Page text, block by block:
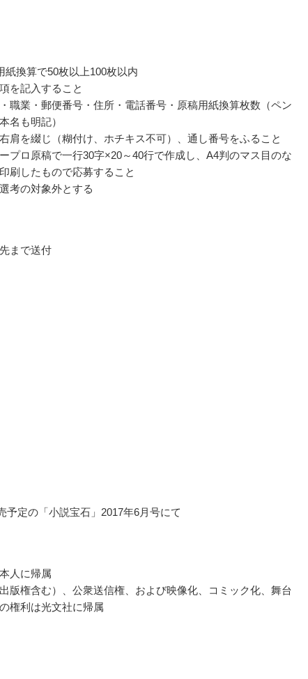
換算で50枚以上100枚以内
を記入すること
職業・郵便番号・住所・電話番号・原稿用紙換算枚数（ペン
名も明記）
肩を綴じ（糊付け、ホチキス不可）、通し番号をふること
プロ原稿で一行30字×20～40行で作成し、A4判のマス目のな
刷したもので応募すること
考の対象外とする
まで送付
予定の「小説宝石」2017年6月号にて
人に帰属
版権含む）、公衆送信権、および映像化、コミック化、舞台
権利は光文社に帰属